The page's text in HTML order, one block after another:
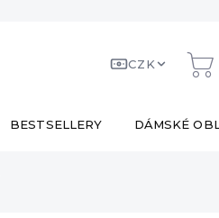
CZK
BESTSELLERY DÁMSKÉ